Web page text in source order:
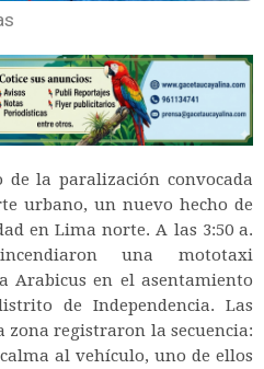
de la paralización convocada
urbano, un nuevo hecho de
en Lima norte. A las 3:50 a.
una mototaxi
Arabicus en el asentamiento
de Independencia. Las
zona registraron la secuencia:
al vehículo, uno de ellos